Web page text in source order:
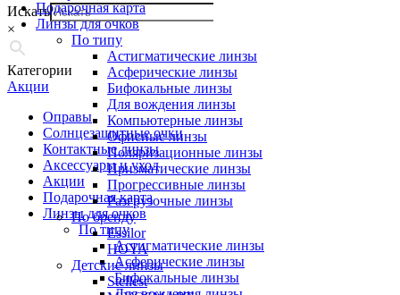
Искать
×
Категории
Акции
Оправы
Солнцезащитные очки
Контактные линзы
Аксессуары и уход
Акции
Подарочная карта
Линзы для очков
По типу
Астигматические линзы
Асферические линзы
Бифокальные линзы
Подарочная карта
Линзы для очков
По типу
Астигматические линзы
Асферические линзы
Бифокальные линзы
Для вождения линзы
Компьютерные линзы
Офисные линзы
Поляризационные линзы
Призматические линзы
Прогрессивные линзы
Разгрузочные линзы
По бренду
Essilor
HOYA
Детские линзы
Stellest